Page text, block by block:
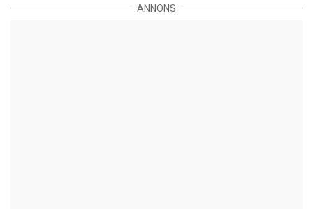
ANNONS